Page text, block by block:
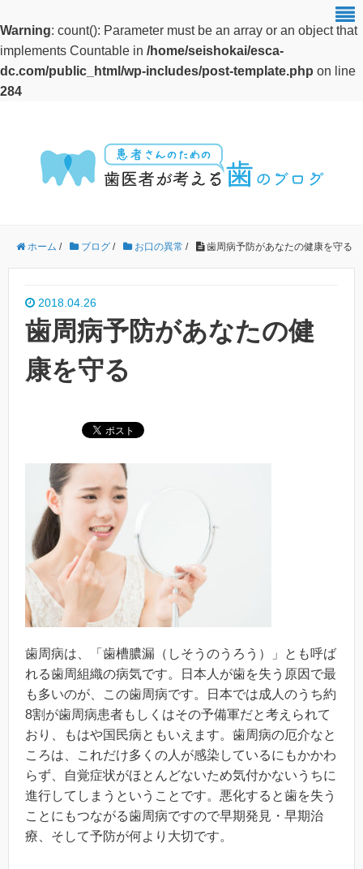
Warning: count(): Parameter must be an array or an object that
implements Countable in /home/seishokai/esca-
dc.com/public_html/wp-includes/post-template.php on line
284
ホーム / ブログ / お口の異常 / 歯周病予防があなたの健康を守る
2018.04.26
歯周病予防があなたの健
康を守る
歯周病は、「歯槽膿漏（しそうのうろう）」とも呼ば
れる歯周組織の病気です。日本人が歯を失う原因で最
も多いのが、この歯周病です。日本では成人のうち約
8割が歯周病患者もしくはその予備軍だと考えられて
おり、もはや国民病ともいえます。歯周病の厄介なと
ころは、これだけ多くの人が感染しているにもかかわ
らず、自覚症状がほとんどないため気付かないうちに
進行してしまうということです。悪化すると歯を失う
ことにもつながる歯周病ですので早期発見・早期治
療、そして予防が何より大切です。